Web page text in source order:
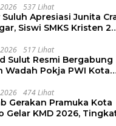
537 Lihat
Suluh Apresiasi Junita
Siswi SMKS Kristen 2
2026
517 Lihat
Sulut Resmi Bergabung
Wadah Pokja PWI Kota
474 Lihat
Gerakan Pramuka Kota
Gelar KMD 2026,